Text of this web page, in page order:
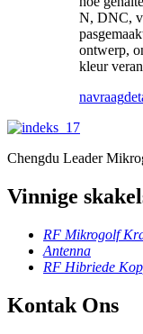
N, DNC,
ontwerp,
kleur
navraag
Chengdu Leader
Vinnige
RF Mikrogolf
Antenna
RF Hibriede
Kontak Ons